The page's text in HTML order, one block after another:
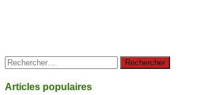
Rechercher :
Articles populaires